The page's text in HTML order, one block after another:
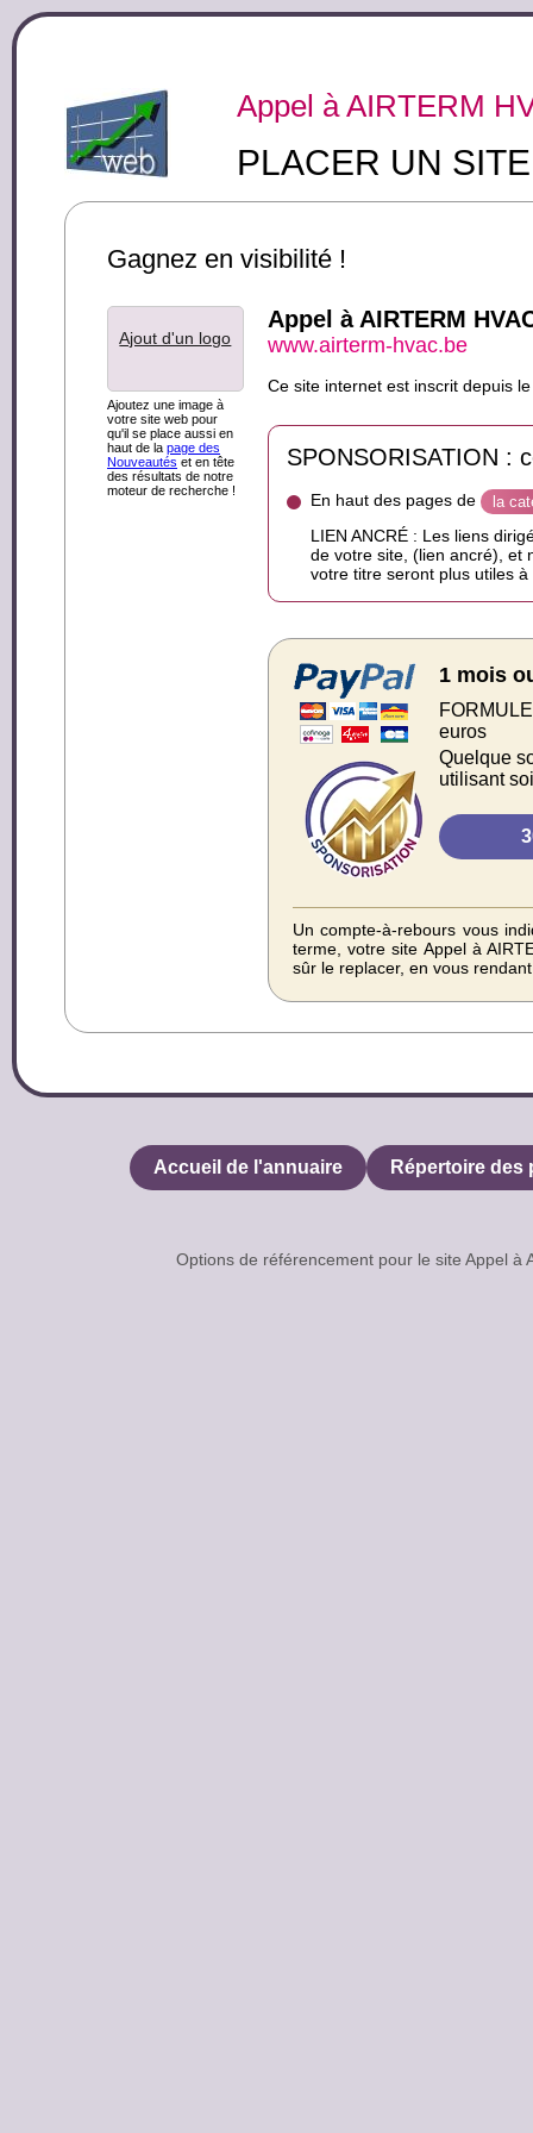
Appel à AIRTERM
PLACER UN
Gagnez en visibilité !
Ajout d'un logo
Ajoutez une image à
votre site web pour
qu'il se place aussi en
haut de la page des
Nouveautés et en tête
des résultats de notre
moteur de recherche !
Appel à AIRTERM
www.airterm-hvac.be
Ce site internet est inscrit depuis
SPONSORISATION :
En haut des pages de la
LIEN ANCRÉ : Les liens
de votre site, (lien ancré), et
votre titre seront plus utiles
1 mois
euros
Quelque
utilisant
Un compte-à-rebours vous
terme, votre site Appel à
sûr le replacer, en vous
Accueil de l'annuaire Répertoire
Options de référencement pour le site Appel à